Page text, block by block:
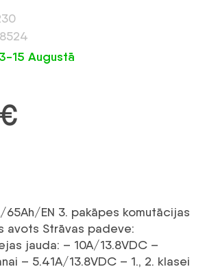
15 Augustā
€
65Ah/EN 3. pakāpes komutācijas
avots Strāvas padeve:
jauda: – 10A/13.8VDC –
– 5.41A/13.8VDC – 1., 2. klasei